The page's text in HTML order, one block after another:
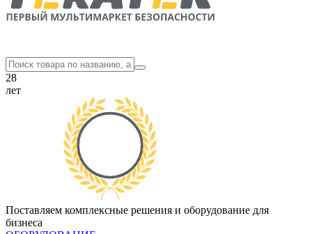
28
лет
Поставляем комплексные решения и оборудование для
бизнеса